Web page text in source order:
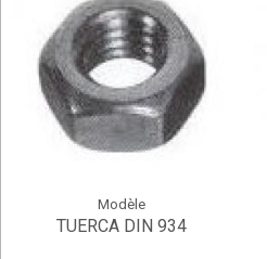
Modèle
TUERCA DIN 934